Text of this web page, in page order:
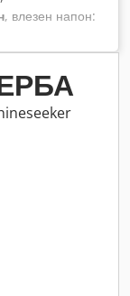
, влезен напон:
мм, вкупна
на
на отворот
400 мм
температура на